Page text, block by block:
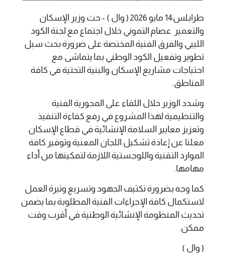
طرابلس14 مايو 2026 ( وال ) - حث وزير الإسكان
والتعمير عصام التموني خلال اجتماع مع لجنة الكود
الليبي والفرق الفنية المختصة على ضرورة بحث سبل
تطوير وتفعيل الكود الوطني بما يتماشى مع
احتياجات مشاريع الإسكان والبنية التحتية في كافة
المناطق.
وشدد الوزير خلال اللقاء على المحورية الفنية
والتنظيمية لهذا المشروع في رفع كفاءة التنفيذ
وتعزيز معايير السلامة الإنشائية في قطاع الإسكان
معلنا عن إعادة تشكيل اللجان المعنية وتوفير كافة
الموارد التقنية واللوجستية اللازمة لتمكينها من أداء
مهامها.
كما وجه بضرورة تكثيف الجهود وتسريع وتيرة العمل
لاستكمال كافة الإجراءات الفنية المطلوبة بما يضمن
تحديث المنظومة الإنشائية الوطنية في أقرب وقت
ممكن.
( وال )